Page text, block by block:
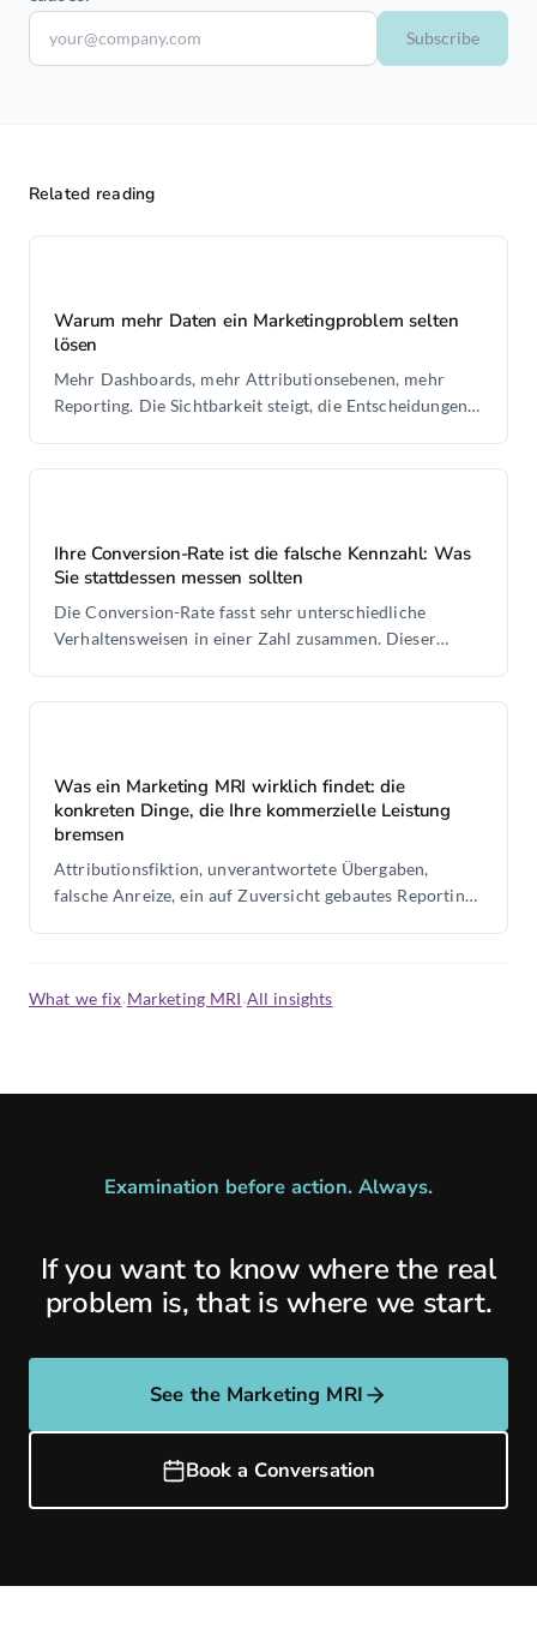
Subscribe
Related reading
Warum mehr Daten ein Marketingproblem selten
lösen
Mehr Dashboards, mehr Attributionsebenen, mehr
Reporting. Die Sichtbarkeit steigt, die Entscheidungen
Ihre Conversion-Rate ist die falsche Kennzahl: Was
Sie stattdessen messen sollten
Die Conversion-Rate fasst sehr unterschiedliche
Verhaltensweisen in einer Zahl zusammen. Dieser
Was ein Marketing MRI wirklich findet: die
konkreten Dinge, die Ihre kommerzielle Leistung
bremsen
Attributionsfiktion, unverantwortete Übergaben,
falsche Anreize, ein auf Zuversicht gebautes Reporting.
What we fix·Marketing MRI·All insights
Examination before action. Always.
If you want to know where the real
problem is, that is where we start.
See the Marketing MRI
Book a Conversation